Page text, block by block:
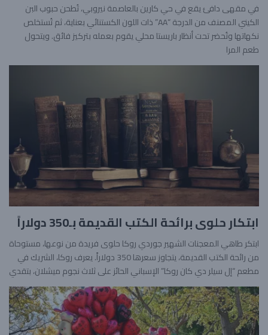
في مقهى دافئ يقع في حي كارين بالعاصمة نيروبي، تُطحن حبوب البن
الكيني المصنف من الدرجة “AA” ذات اللون الكستنائي بعناية، ثم تُستخلص
نكهاتها وتُحضر تحت أنظار باريستا محلي يقوم بعمله بتركيز فائق. ويتحول
طعم المرا
ابتكار حلوى برائحة الكتب القديمة بـ350 دولاراً
ابتكر طاهي المعجنات الشهير جوردي روكا حلوى فريدة من نوعها، مستوحاة
من رائحة الكتب القديمة، يتجاوز سعرها 350 دولاراً. يعرف روكا، الشريك في
مطعم “إل سيلر دي كان روكا” الإسباني الحائز على ثلاث نجوم ميشلان، بتقدي